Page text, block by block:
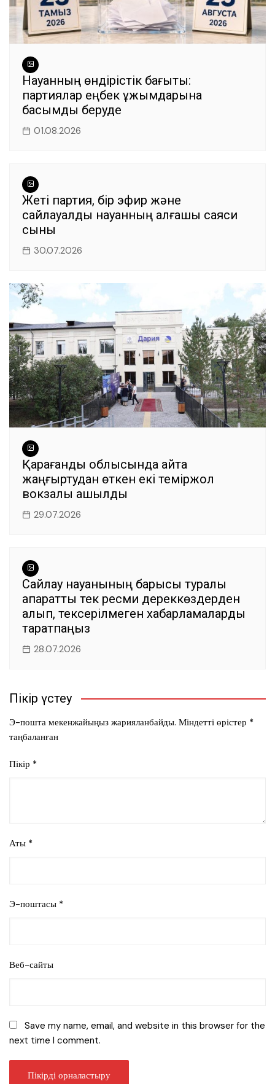
Науқанның өндірістік бағыты:
партиялар еңбек ұжымдарына
басымдық беруде
01.08.2026
Жеті партия, бір эфир және
сайлауалды науқанның алғашқы саяси
сыны
30.07.2026
Қарағанды облысында қайта
жаңғыртудан өткен екі теміржол
вокзалы ашылды
29.07.2026
Сайлау науқанының барысы туралы
ақпаратты тек ресми дереккөздерден
алып, тексерілмеген хабарламаларды
таратпаңыз
28.07.2026
Пікір үстеу
Э-пошта мекенжайыңыз жарияланбайды. Міндетті өрістер *
таңбаланған
Пікір *
Аты *
Э-поштасы *
Веб-сайты
Save my name, email, and website in this browser for the
next time I comment.